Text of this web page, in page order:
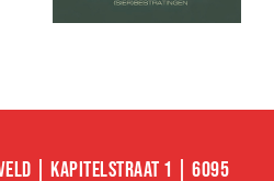
| KAPITELSTRAAT 1 | 6095